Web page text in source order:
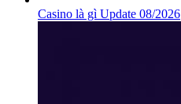
Casino là gì Update 08/2026